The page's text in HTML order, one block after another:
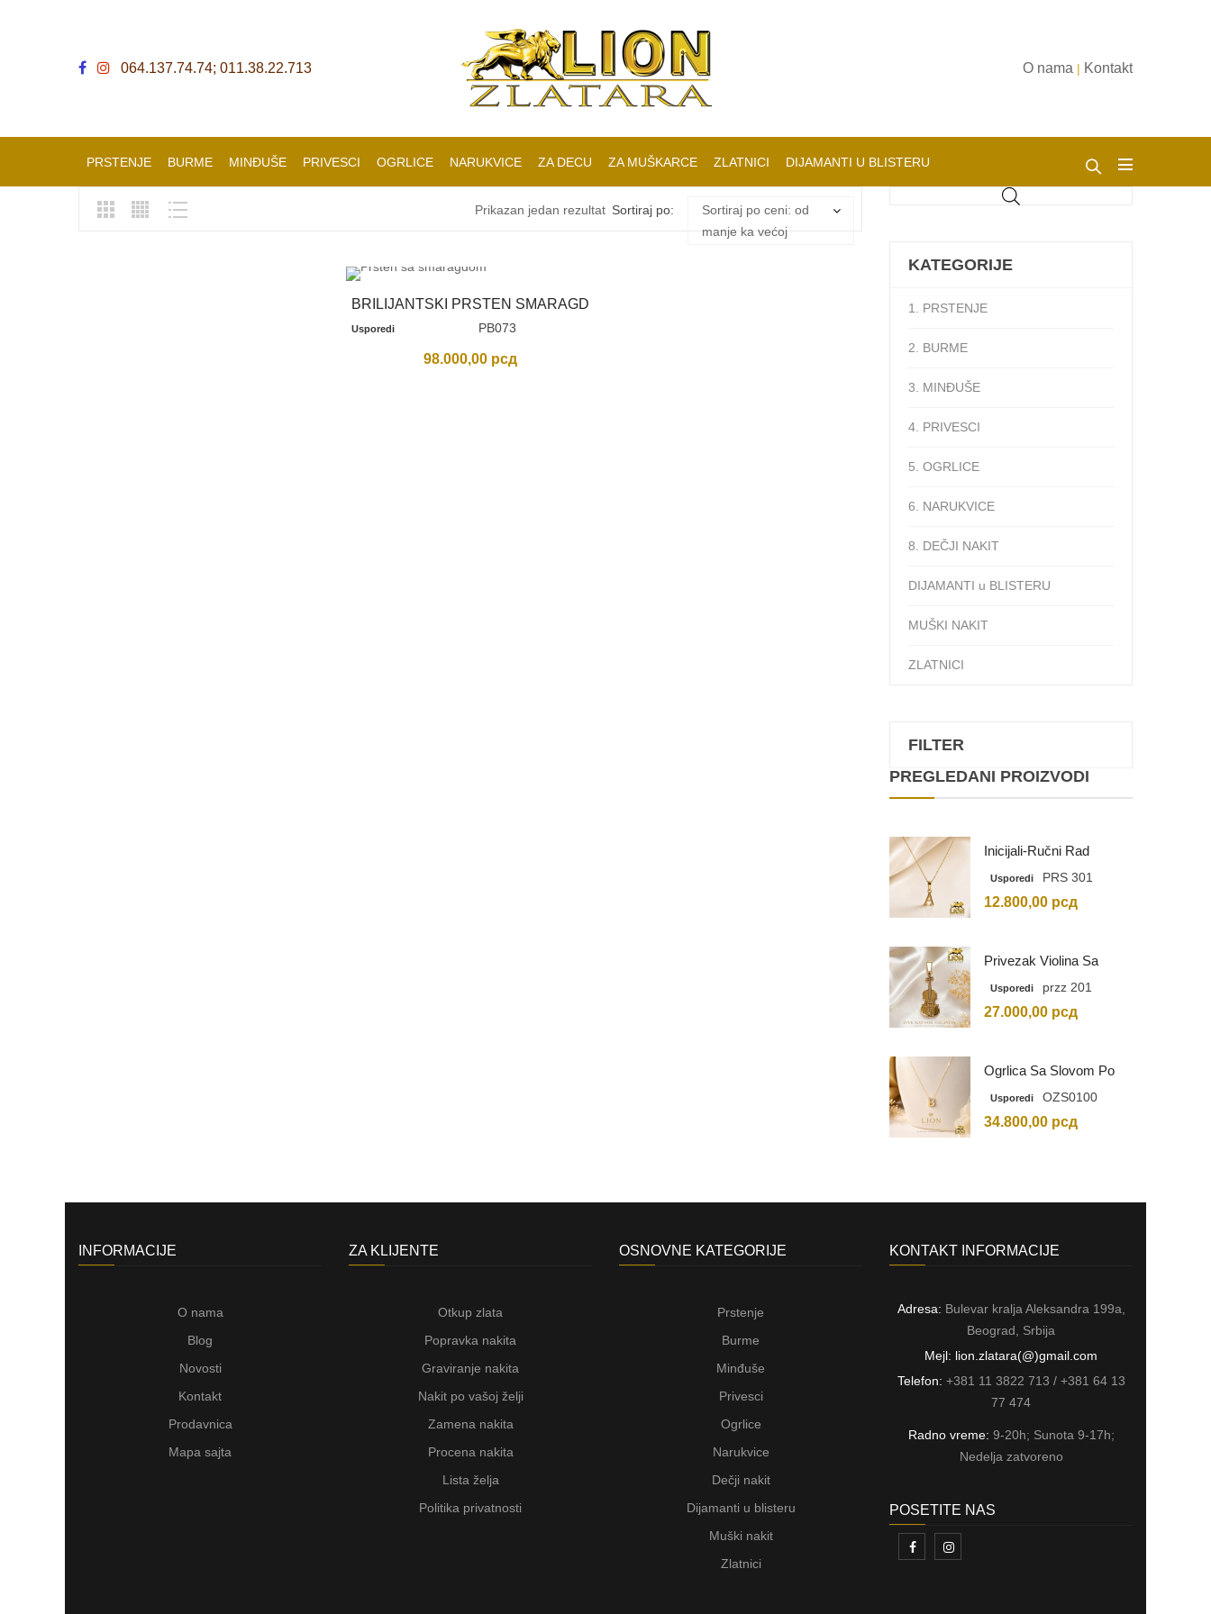
064.137.74.74; 011.38.22.713 O nama | Kontakt
PRSTENJE BURME MINĐUŠE PRIVESCI OGRLICE NARUKVICE ZA DECU ZA MUŠKARCE ZLATNICI DIJAMANTI U BLISTERU
Prikazan jedan rezultat Sortiraj po:
Sortiraj po ceni: od
manje ka većoj
BRILIJANTSKI PRSTEN SMARAGD
Usporedi PB073
98.000,00 рсд
KATEGORIJE
1. PRSTENJE
2. BURME
3. MINĐUŠE
4. PRIVESCI
5. OGRLICE
6. NARUKVICE
8. DEČJI NAKIT
DIJAMANTI u BLISTERU
MUŠKI NAKIT
ZLATNICI
FILTER
PREGLEDANI PROIZVODI
Inicijali-Ručni Rad
Usporedi PRS 301
12.800,00 рсд
Privezak Violina Sa
Graviranim Inicijalima
Usporedi przz 201
27.000,00 рсд
Ogrlica Sa Slovom Po
Vašem Izboru
Usporedi OZS0100
34.800,00 рсд
INFORMACIJE
O nama
Blog
Novosti
Kontakt
Prodavnica
Mapa sajta
ZA KLIJENTE
Otkup zlata
Popravka nakita
Graviranje nakita
Nakit po vašoj želji
Zamena nakita
Procena nakita
Lista želja
Politika privatnosti
OSNOVNE KATEGORIJE
Prstenje
Burme
Minđuše
Privesci
Ogrlice
Narukvice
Dečji nakit
Dijamanti u blisteru
Muški nakit
Zlatnici
KONTAKT INFORMACIJE
Adresa: Bulevar kralja Aleksandra 199a,
Beograd, Srbija
Mejl: lion.zlatara(@)gmail.com
Telefon: +381 11 3822 713 / +381 64 13
77 474
Radno vreme: 9-20h; Sunota 9-17h;
Nedelja zatvoreno
POSETITE NAS